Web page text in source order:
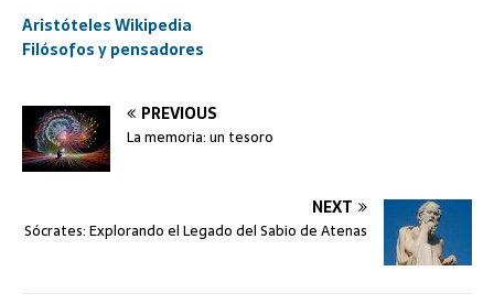
Aristóteles Wikipedia
Filósofos y pensadores
PREVIOUS
La memoria: un tesoro
NEXT
Sócrates: Explorando el Legado del Sabio de Atenas